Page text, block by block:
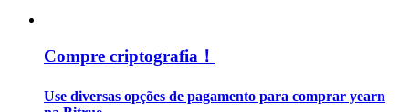
Compre criptografia！
Use diversas opções de pagamento para comprar yearn